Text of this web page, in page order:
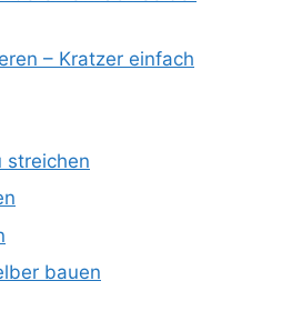
– Kratzer einfach
streichen
bauen